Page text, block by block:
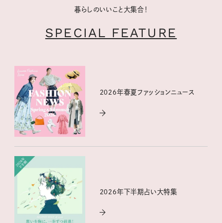
暮らしのいいこと大集合！
SPECIAL FEATURE
2026年春夏ファッションニュース
2026年下半期占い大特集